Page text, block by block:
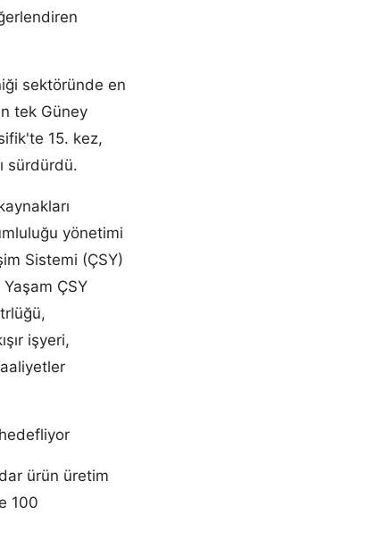
sektöründe en
tek Güney
15. kez,
sürdürdü.
yönetimi
Sistemi (ÇSY)
ÇSY
işyeri,
ürün üretim
100